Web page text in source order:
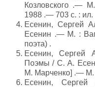
Козловского .—
1988 .— 703 с. : ил.
Есенин, Сергей
Есенин .— М. :
поэта) .
Есенин, Сергей
Поэмы / С. А.
М. Марченко] .—
Есенин, Сергей